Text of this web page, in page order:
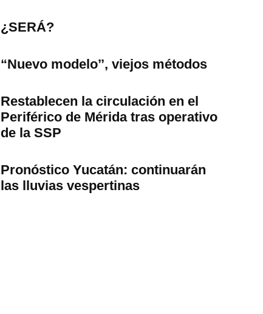
¿SERÁ?
“Nuevo modelo’’, viejos métodos
Restablecen la circulación en el
Periférico de Mérida tras operativo
de la SSP
Pronóstico Yucatán: continuarán
las lluvias vespertinas